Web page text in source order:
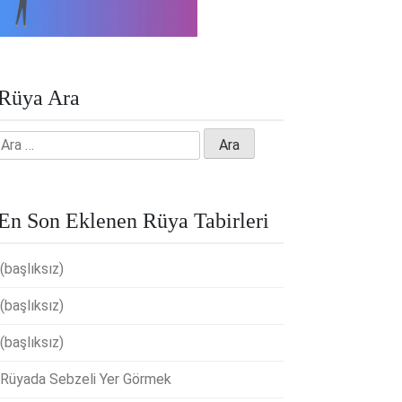
Ara
Son Eklenen Rüya Tabirleri
(başlıksız)
(başlıksız)
(başlıksız)
Rüyada Sebzeli Yer Görmek